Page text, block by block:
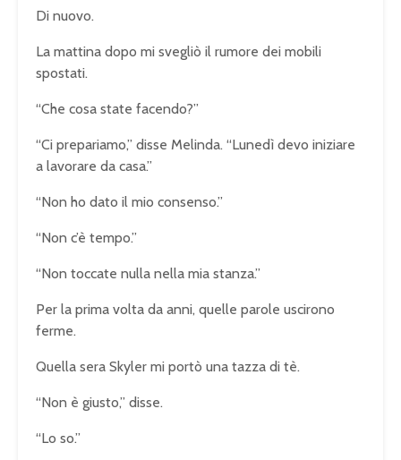
Di nuovo.
La mattina dopo mi svegliò il rumore dei mobili
spostati.
“Che cosa state facendo?”
“Ci prepariamo,” disse Melinda. “Lunedì devo iniziare
a lavorare da casa.”
“Non ho dato il mio consenso.”
“Non c’è tempo.”
“Non toccate nulla nella mia stanza.”
Per la prima volta da anni, quelle parole uscirono
ferme.
Quella sera Skyler mi portò una tazza di tè.
“Non è giusto,” disse.
“Lo so.”